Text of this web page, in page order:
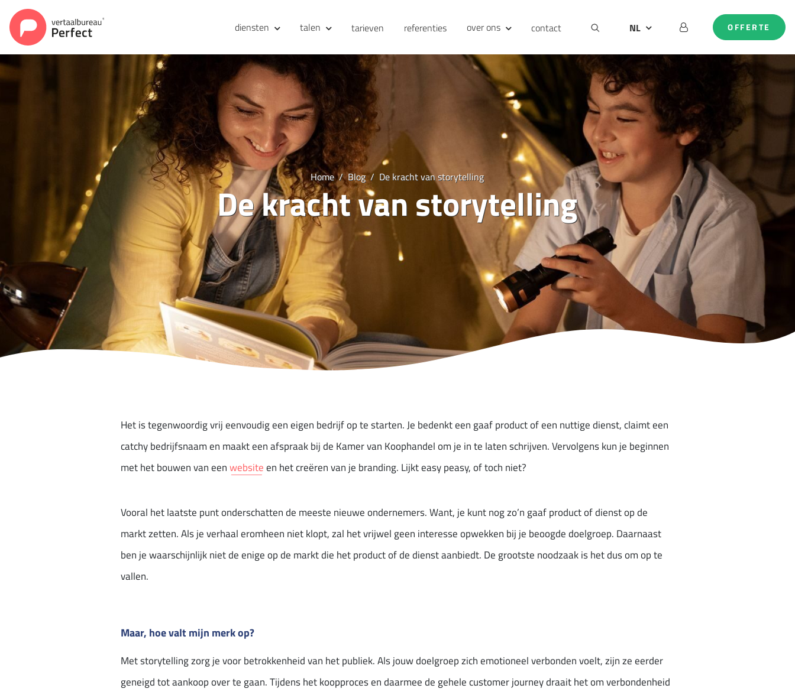
diensten talen tarieven referenties over ons contact
NL
DE
EN
OFFERTE
Home Blog De kracht van storytelling
De kracht van storytelling
Het is tegenwoordig vrij eenvoudig een eigen bedrijf op te starten. Je bedenkt een gaaf product of een nuttige dienst, claimt een
catchy bedrijfsnaam en maakt een afspraak bij de Kamer van Koophandel om je in te laten schrijven. Vervolgens kun je beginnen
met het bouwen van eenwebsiteen het creëren van je branding. Lijkt easy peasy, of toch niet?
Vooral het laatste punt onderschatten de meeste nieuwe ondernemers. Want, je kunt nog zo’n gaaf product of dienst op de
markt zetten. Als je verhaal eromheen niet klopt, zal het vrijwel geen interesse opwekken bij je beoogde doelgroep. Daarnaast
ben je waarschijnlijk niet de enige op de markt die het product of de dienst aanbiedt. De grootste noodzaak is het dus om op te
vallen.
Maar, hoe valt mijn merk op?
Met storytelling zorg je voor betrokkenheid van het publiek. Als jouw doelgroep zich emotioneel verbonden voelt, zijn ze eerder
geneigd tot aankoop over te gaan. Tijdens het koopproces en daarmee de gehele customer journey draait het om verbondenheid